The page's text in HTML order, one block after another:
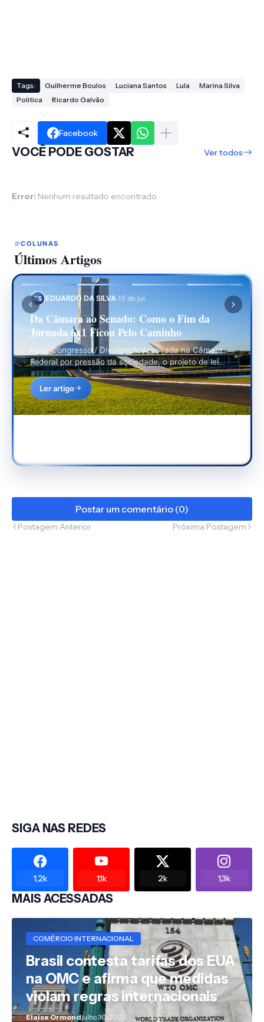
Tags: Guilherme Boulos Luciana Santos Lula
Marina Silva
Politica
Ricardo Galvão
Facebook
VOCÊ PODE GOSTAR Ver todos
Error: Nenhum resultado encontrado
COLUNAS
Últimos Artigos
ES EDUARDO DA SILVA·15 de jul.
Da Câmara ao Senado: Como o Fim da
Jornada 6x1 Ficou Pelo Caminho
Foto: Congresso / DivulgaçãoAprovada na Câmara
Federal por pressão da sociedade, o projeto de lei
que prevê o fim da jornada 6x1…
Ler artigo
Postar um comentário (0)
Postagem Anterior Próxima Postagem
SIGA NAS REDES
1,2k 1,1k 2k 1,3k
MAIS ACESSADAS
COMÉRCIO INTERNACIONAL
Brasil contesta tarifas dos EUA
na OMC e afirma que medidas
violam regras internacionais
Elaise Ormondjulho 30, 2026